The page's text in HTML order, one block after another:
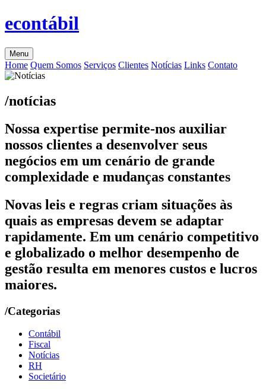
econtábil
Menu
Home Quem Somos Serviços Clientes Notícias Links Contato
/notícias
Nossa expertise permite-nos auxiliar
nossos clientes a desenvolver seus
negócios em um cenário de grande
complexidade e mudanças constantes
Novas leis e regras criam situações às
quais as empresas devem se adaptar
rapidamente. Em um cenário competitivo
e globalizado o melhor desempenho de
gestão resulta em menores custos e lucros
maiores.
/Categorias
Contábil
Fiscal
Notícias
RH
Societário